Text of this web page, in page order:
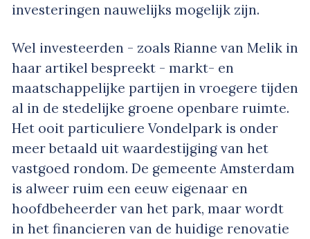
investeringen nauwelijks mogelijk zijn.
Wel investeerden - zoals Rianne van Melik in
haar artikel bespreekt - markt- en
maatschappelijke partijen in vroegere tijden
al in de stedelijke groene openbare ruimte.
Het ooit particuliere Vondelpark is onder
meer betaald uit waardestijging van het
vastgoed rondom. De gemeente Amsterdam
is alweer ruim een eeuw eigenaar en
hoofdbeheerder van het park, maar wordt
in het financieren van de huidige renovatie